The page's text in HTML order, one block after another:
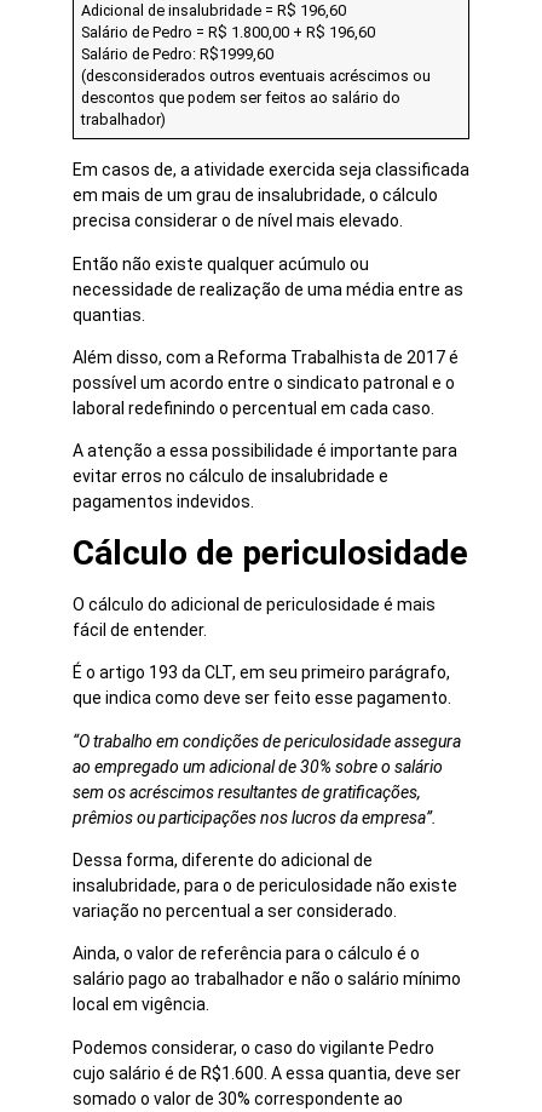
Adicional de insalubridade = R$ 196,60
Salário de Pedro = R$ 1.800,00 + R$ 196,60
Salário de Pedro: R$1999,60
(desconsiderados outros eventuais acréscimos ou
descontos que podem ser feitos ao salário do
trabalhador)
Em casos de, a atividade exercida seja classificada
em mais de um grau de insalubridade, o cálculo
precisa considerar o de nível mais elevado.
Então não existe qualquer acúmulo ou
necessidade de realização de uma média entre as
quantias.
Além disso, com a Reforma Trabalhista de 2017 é
possível um acordo entre o sindicato patronal e o
laboral redefinindo o percentual em cada caso.
A atenção a essa possibilidade é importante para
evitar erros no cálculo de insalubridade e
pagamentos indevidos.
Cálculo de periculosidade
O cálculo do adicional de periculosidade é mais
fácil de entender.
É o artigo 193 da CLT, em seu primeiro parágrafo,
que indica como deve ser feito esse pagamento.
“O trabalho em condições de periculosidade assegura
ao empregado um adicional de 30% sobre o salário
sem os acréscimos resultantes de gratificações,
prêmios ou participações nos lucros da empresa”.
Dessa forma, diferente do adicional de
insalubridade, para o de periculosidade não existe
variação no percentual a ser considerado.
Ainda, o valor de referência para o cálculo é o
salário pago ao trabalhador e não o salário mínimo
local em vigência.
Podemos considerar, o caso do vigilante Pedro
cujo salário é de R$1.600. A essa quantia, deve ser
somado o valor de 30% correspondente ao